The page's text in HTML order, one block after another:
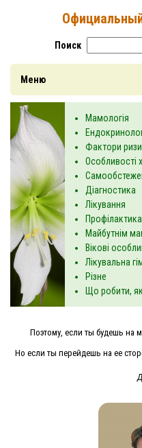
Поиск
Меню
Мамологія
Фактори
Особливості
Діагностика
Лікування
Майбутнім
Вікові
Лікувальна
Різне
Що робити,
Поэтому, если ты будешь на
Но если ты перейдешь на ее